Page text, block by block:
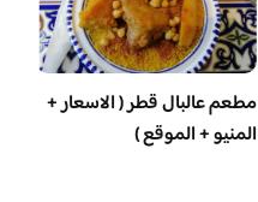
مطعم عالبال قطر ( الاسعار +
المنيو + الموقع )